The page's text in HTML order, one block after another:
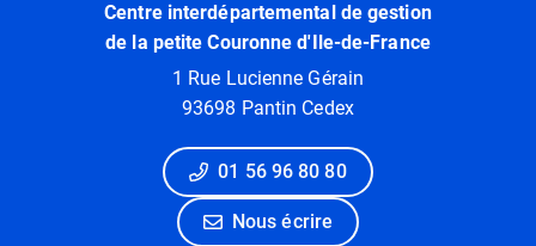
Centre interdépartemental de gestion
de la petite Couronne d'Ile-de-France
1 Rue Lucienne Gérain
93698 Pantin Cedex
01 56 96 80 80
Nous écrire